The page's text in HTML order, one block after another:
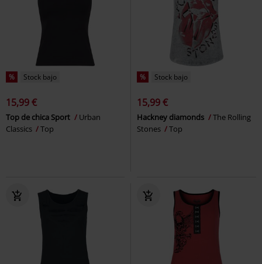
% Stock bajo
15,99 €
Top de chica Sport
Urban
Classics
Top
% Stock bajo
15,99 €
Hackney diamonds
The Rolling
Stones
Top